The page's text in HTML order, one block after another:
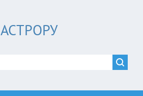
АСТРОРУ